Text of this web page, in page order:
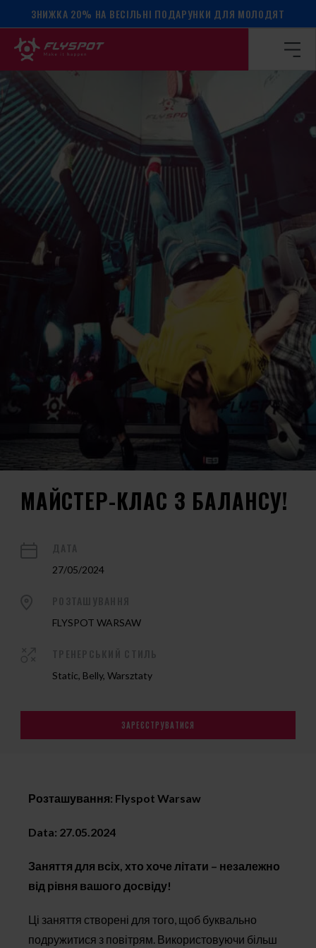
ЗНИЖКА 20% НА ВЕСІЛЬНІ ПОДАРУНКИ ДЛЯ МОЛОДЯТ
Головна сторінка / Календар подій / МАЙСТЕР-КЛАС З
МАЙСТЕР-КЛАС З БАЛАНСУ!
27/05/2024
FLYSPOT WARSAW
Static, Belly, Warsztaty
ЗАРЕЄСТРУВАТИСЯ
Розташування: Flyspot Warsaw
Data: 27.05.2024
Заняття для всіх, хто хоче літати – незалежно
від рівня вашого досвіду!
Ці заняття створені для того, щоб буквально
подружитися з повітрям. Використовуючи більш